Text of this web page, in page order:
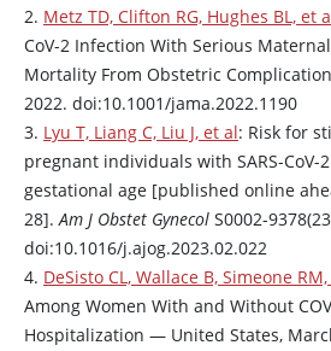
2. Metz TD, Clifton RG, Hughes BL, et
CoV-2 Infection With Serious
Mortality From Obstetric
2022. doi:10.1001/jama.2022.1190
3. Lyu T, Liang C, Liu J, et al: Risk for
pregnant individuals with SARS-
gestational age [published online
28].Am J Obstet Gynecol S0002-
doi:10.1016/j.ajog.2023.02.022
4. DeSisto CL, Wallace B, Simeone
Among Women With and Without
Hospitalization — United States,